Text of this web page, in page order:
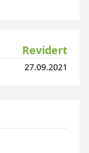
Revidert
27.09.2021